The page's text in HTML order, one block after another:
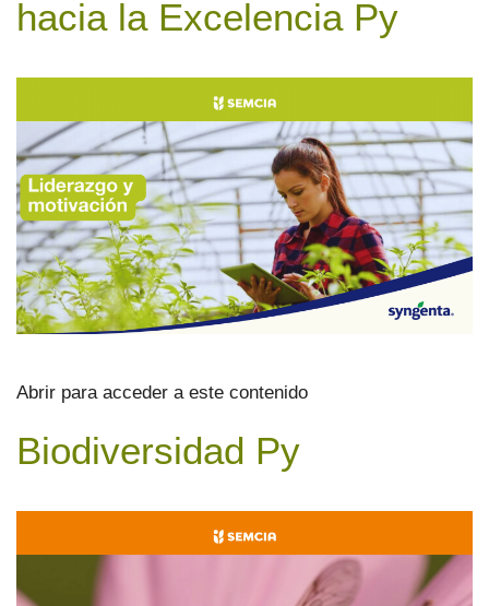
hacia la Excelencia Py
Abrir para acceder a este contenido
Biodiversidad Py